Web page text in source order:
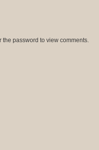
the password to view comments.